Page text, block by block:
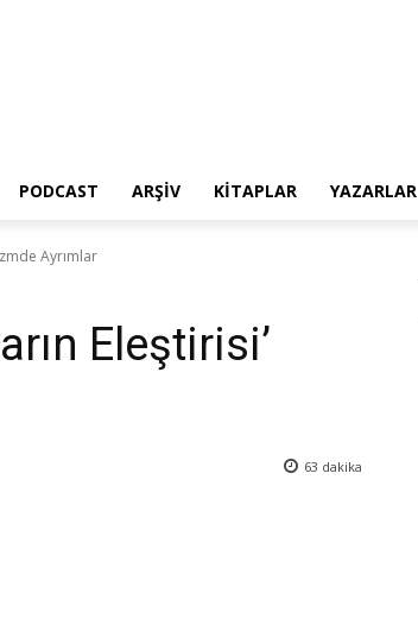
PODCAST ARŞIV KITAPLAR YAZARLAR
Ayrımlar
Eleştirisi’
63 dakika